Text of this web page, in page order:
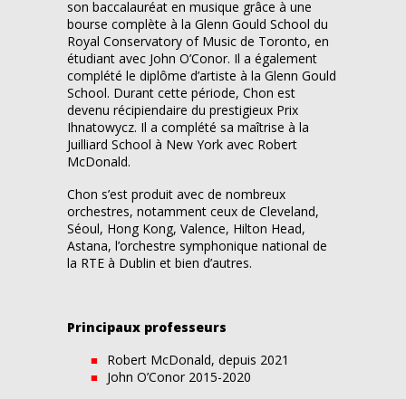
son baccalauréat en musique grâce à une
bourse complète à la Glenn Gould School du
Royal Conservatory of Music de Toronto, en
étudiant avec John O’Conor. Il a également
complété le diplôme d’artiste à la Glenn Gould
School. Durant cette période, Chon est
devenu récipiendaire du prestigieux Prix
Ihnatowycz. Il a complété sa maîtrise à la
Juilliard School à New York avec Robert
McDonald.
Chon s’est produit avec de nombreux
orchestres, notamment ceux de Cleveland,
Séoul, Hong Kong, Valence, Hilton Head,
Astana, l’orchestre symphonique national de
la RTE à Dublin et bien d’autres.
Principaux professeurs
Robert McDonald, depuis 2021
John O’Conor 2015-2020